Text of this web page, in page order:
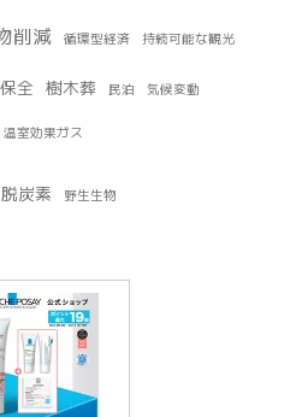
削減 循環型経済 持続可能な観光
全 樹木葬 民泊 気候変動
温室効果ガス
脱炭素 野生生物